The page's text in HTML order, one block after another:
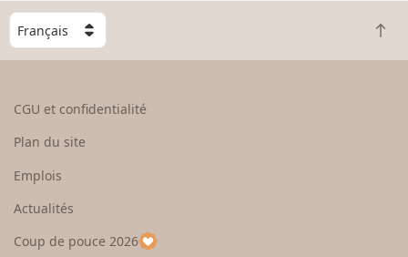
C
h
o
e
u
p
R
e
CGU et confidentialité
Plan du site
Emplois
Actualités
Coup de pouce 2026